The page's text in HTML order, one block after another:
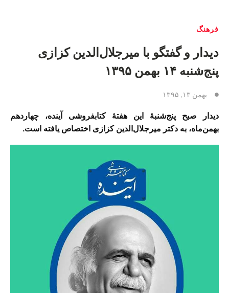
فرهنگ
دیدار و گفتگو با میرجلال‌الدین کزازی
پنج‌شنبه ۱۴ بهمن ۱۳۹۵
بهمن ۱۳, ۱۳۹۵
دیدار صبح پنج‌شنبهٔ این هفتهٔ کتابفروشی آینده، چهاردهم
بهمن‌ماه، به دکتر میرجلال‌الدین کزازی اختصاص یافته است.